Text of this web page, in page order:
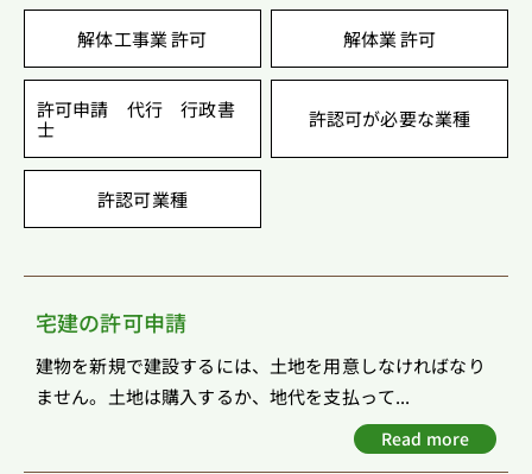
解体工事業 許可 解体業 許可
許可申請 代行 行政書
士
許認可が必要な業種
許認可業種
宅建の許可申請
建物を新規で建設するには、土地を用意しなければなり
ません。土地は購入するか、地代を支払って...
Read more